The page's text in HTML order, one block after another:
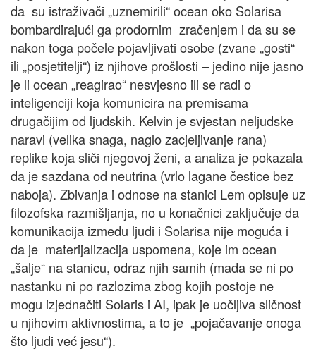
da su istraživači „uznemirili“ ocean oko Solarisa
bombardirajući ga prodornim zračenjem i da su se
nakon toga počele pojavljivati osobe (zvane „gosti“
ili „posjetitelji“) iz njihove prošlosti – jedino nije jasno
je li ocean „reagirao“ nesvjesno ili se radi o
inteligenciji koja komunicira na premisama
drugačijim od ljudskih. Kelvin je svjestan neljudske
naravi (velika snaga, naglo zacjeljivanje rana)
replike koja sliči njegovoj ženi, a analiza je pokazala
da je sazdana od neutrina (vrlo lagane čestice bez
naboja). Zbivanja i odnose na stanici Lem opisuje uz
filozofska razmišljanja, no u konačnici zaključuje da
komunikacija između ljudi i Solarisa nije moguća i
da je materijalizacija uspomena, koje im ocean
„šalje“ na stanicu, odraz njih samih (mada se ni po
nastanku ni po razlozima zbog kojih postoje ne
mogu izjednačiti Solaris i AI, ipak je uočljiva sličnost
u njihovim aktivnostima, a to je „pojačavanje onoga
što ljudi već jesu“).